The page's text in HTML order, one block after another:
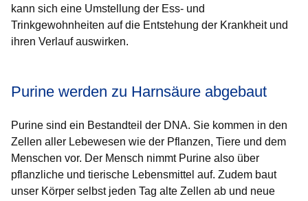
kann sich eine Umstellung der Ess- und
Trinkgewohnheiten auf die Entstehung der Krankheit und
ihren Verlauf auswirken.
Purine werden zu Harnsäure abgebaut
Purine sind ein Bestandteil der DNA. Sie kommen in den
Zellen aller Lebewesen wie der Pflanzen, Tiere und dem
Menschen vor. Der Mensch nimmt Purine also über
pflanzliche und tierische Lebensmittel auf. Zudem baut
unser Körper selbst jeden Tag alte Zellen ab und neue